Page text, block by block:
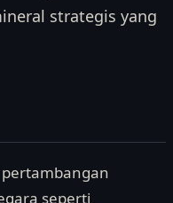
strategis yang
seperti